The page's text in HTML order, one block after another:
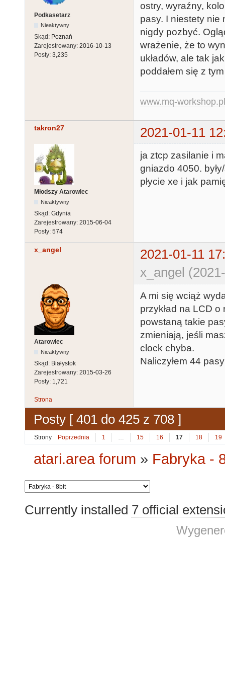
Podkasetarz
Nieaktywny
Skąd: Poznań
Zarejestrowany: 2016-10-13
Posty: 3,235
ostry, wyraźny,
pasy. I niestety nie
nigdy pozbyć.
wrażenie, że to
układów, ale tak
poddałem się z
www.mq-workshop.pl
takron27 2021-01-11
Młodszy Atarowiec
Nieaktywny
Skąd: Gdynia
Zarejestrowany: 2015-06-04
Posty: 574
ja ztcp zasilanie i
gniazdo 4050.
płycie xe i jak
x_angel
2021-01-11
x_angel
Atarowiec
Nieaktywny
Skąd: Białystok
Zarejestrowany: 2015-03-26
Posty: 1,721
A mi się wciąż
przykład na LCD
powstaną takie
zmieniają, jeśli
clock chyba.
Naliczyłem 44
Strona
Posty [ 401 do 425 z 708 ]
Strony Poprzednia 1 … 15 16 17 18 19
atari.area forum » Fabryka -
Currently installed 7 official